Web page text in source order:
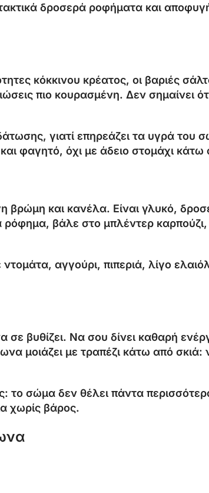
δροσερά ροφήματα και
κόκκινου κρέατος, οι βαριές
πιο κουρασμένη. Δεν σημαίνει
γιατί επηρεάζει τα υγρά
φαγητό, όχι με άδειο στομάχι κάτω
βρώμη και κανέλα. Είναι γλυκό,
βάλε στο μπλέντερ καρπούζι,
αγγούρι, πιπεριά, λίγο
βυθίζει. Να σου δίνει καθαρή
μοιάζει με τραπέζι κάτω από
το σώμα δεν θέλει πάντα
χωρίς βάρος.